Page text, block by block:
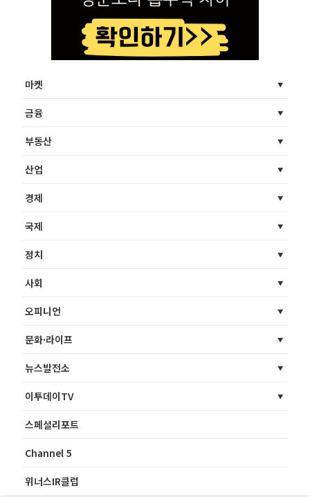
마켓
금융
부동산
산업
경제
국제
정치
사회
오피니언
문화·라이프
뉴스발전소
이투데이TV
스페셜리포트
Channel 5
위너스IR클럽